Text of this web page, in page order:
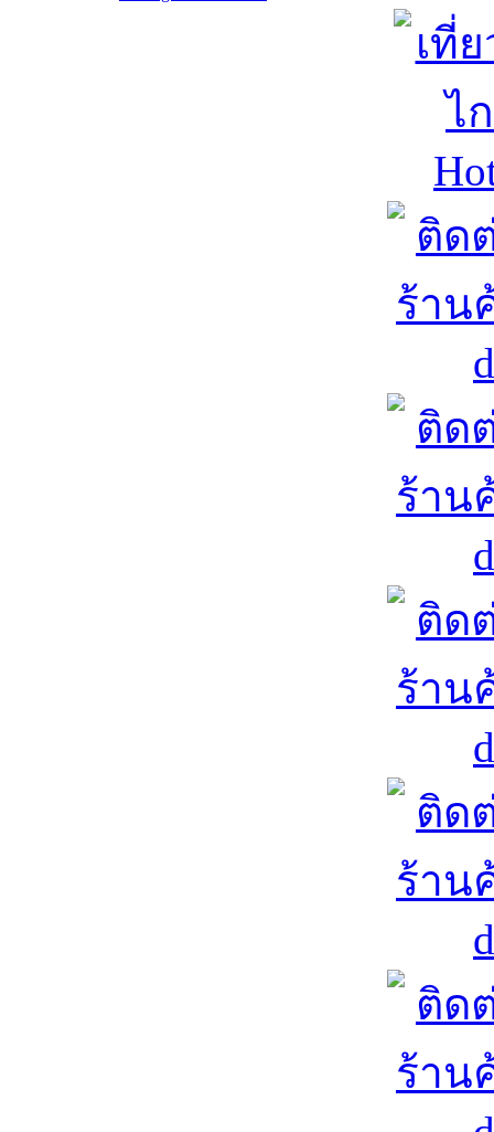
Package Professional